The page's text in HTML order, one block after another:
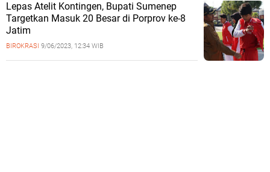
Lepas Atelit Kontingen, Bupati Sumenep
Targetkan Masuk 20 Besar di Porprov ke-8
Jatim
BIROKRASI 9/06/2023, 12:34 WIB